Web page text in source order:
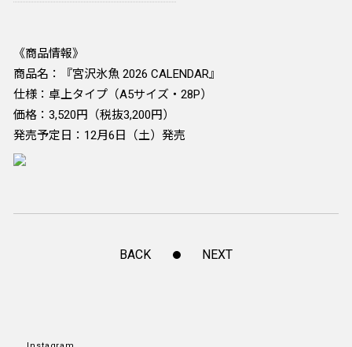
《商品情報》
商品名：『宮沢氷魚 2026 CALENDAR』
仕様：卓上タイプ（A5サイズ・28P）
価格：3,520円（税抜3,200円）
発売予定日：12月6日（土）発売
BACK NEXT